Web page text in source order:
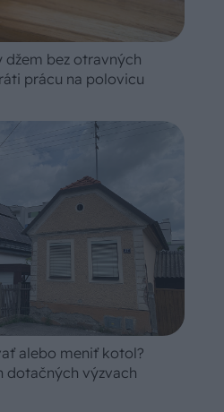
bez otravných
prácu na polovicu
alebo meniť kotol?
dotačných výzvach